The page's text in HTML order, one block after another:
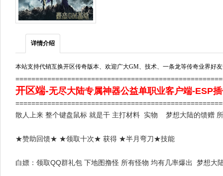
详情介绍
本站支持代销互换开区传奇版本、欢迎广大GM、技术、一条龙等传奇业界好
开区端-无尽大陆专属神器公益单职业客户端-ESP
散人上来 整个键盘鼠标 就是干 主打材料 实物 梦想大陆的馈赠
★赞助回馈★ ★领取十次★ 获得 ★半月弯刀★技能
白嫖：领取QQ群礼包 下地图撸怪 所有怪物 均有几率爆出 梦想